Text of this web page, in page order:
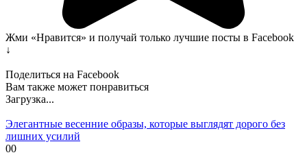
Жми «Нравится» и получай только лучшие посты в Facebook
↓
Поделиться на Facebook
Вам также может понравиться
Загрузка...
Элегантные весенние образы, которые выглядят дорого без
лишних усилий
00